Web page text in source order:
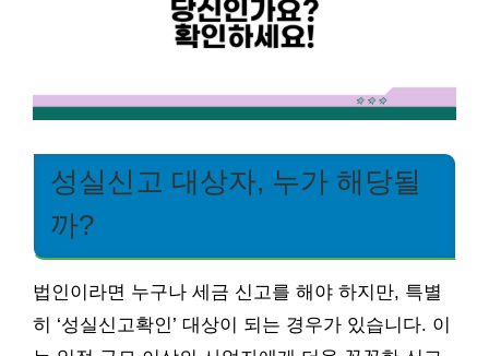
성실신고 대상자, 누가 해당될
까?
법인이라면 누구나 세금 신고를 해야 하지만, 특별
히 ‘성실신고확인’ 대상이 되는 경우가 있습니다. 이